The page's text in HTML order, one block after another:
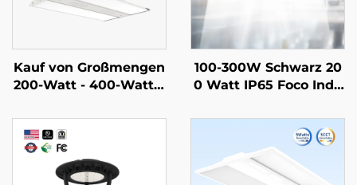
Kauf von Großmengen
200-Watt - 400-Watt L
n mit CCT und einstell
barer Leistung lineare
Lampen für Bauprojek
te oder Renovierungen
100-300W Schwarz 20
0 Watt IP65 Foco Indu
bayanbaulampe Lager
halle Highbay Ufo Lam
pe High Bay LED für Fi
tnessstudio Garage